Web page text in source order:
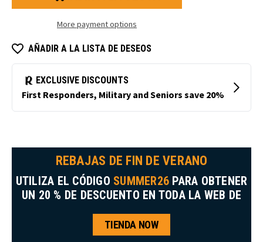
con
de
visibilidad
con
aislamiento
Softshell
peto
alta
con
revestimiento
More payment options
AÑADIR A LA LISTA DE DESEOS
REBAJAS DE FIN DE VERANO
UTILIZA EL CÓDIGO SUMMER26 PARA OBTENER
UN 20 % DE DESCUENTO EN TODA LA WEB DE
TIENDA NOW